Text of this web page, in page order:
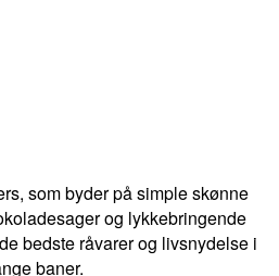
som byder på simple skønne
og lykkebringende
bedste råvarer og livsnydelse i
baner.